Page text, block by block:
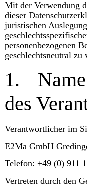
Mit der Verwendung
dieser
juristischen
personenbezogenen
geschlechtsneutral zu
1.
des
Verantwortlicher im
E2Ma GmbH
Telefon: +49 (0) 911
Vertreten durch den